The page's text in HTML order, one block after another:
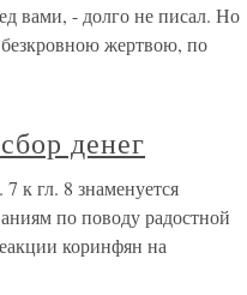
вами, - долго не писал. Но
жертвою, по
денег
к гл. 8 знаменуется
по поводу радостной
коринфян на